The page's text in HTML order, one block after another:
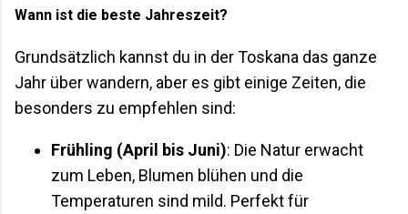
Wann ist die beste Jahreszeit?
Grundsätzlich kannst du in der Toskana das ganze
Jahr über wandern, aber es gibt einige Zeiten, die
besonders zu empfehlen sind:
Frühling (April bis Juni): Die Natur erwacht
zum Leben, Blumen blühen und die
Temperaturen sind mild. Perfekt für